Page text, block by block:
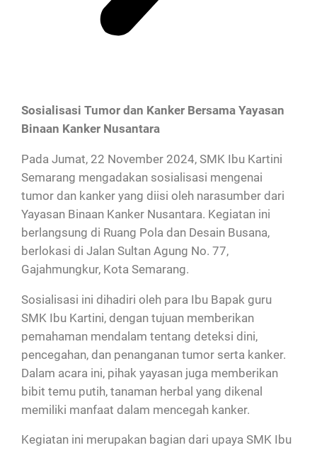
Sosialisasi Tumor dan Kanker Bersama Yayasan
Binaan Kanker Nusantara
Pada Jumat, 22 November 2024, SMK Ibu Kartini
Semarang mengadakan sosialisasi mengenai
tumor dan kanker yang diisi oleh narasumber dari
Yayasan Binaan Kanker Nusantara. Kegiatan ini
berlangsung di Ruang Pola dan Desain Busana,
berlokasi di Jalan Sultan Agung No. 77,
Gajahmungkur, Kota Semarang.
Sosialisasi ini dihadiri oleh para Ibu Bapak guru
SMK Ibu Kartini, dengan tujuan memberikan
pemahaman mendalam tentang deteksi dini,
pencegahan, dan penanganan tumor serta kanker.
Dalam acara ini, pihak yayasan juga memberikan
bibit temu putih, tanaman herbal yang dikenal
memiliki manfaat dalam mencegah kanker.
Kegiatan ini merupakan bagian dari upaya SMK Ibu